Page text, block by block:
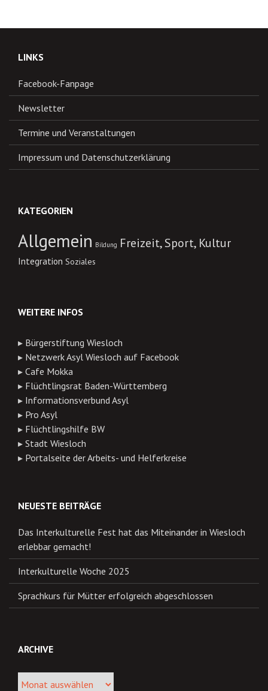
LINKS
Facebook-Fanpage
Newsletter
Termine und Veranstaltungen
Impressum und Datenschutzerklärung
KATEGORIEN
Allgemein Bildung Freizeit, Sport, Kultur
Integration Soziales
WEITERE INFOS
▸ Bürgerstiftung Wiesloch
▸ Netzwerk Asyl Wiesloch auf Facebook
▸ Cafe Mokka
▸ Flüchtlingsrat Baden-Württemberg
▸ Informationsverbund Asyl
▸ Pro Asyl
▸ Flüchtlingshilfe BW
▸ Stadt Wiesloch
▸ Portalseite der Arbeits- und Helferkreise
NEUESTE BEITRÄGE
Das Interkulturelle Fest hat das Miteinander in Wiesloch
erlebbar gemacht!
Interkulturelle Woche 2025
Sprachkurs für Mütter erfolgreich abgeschlossen
ARCHIVE
Archive